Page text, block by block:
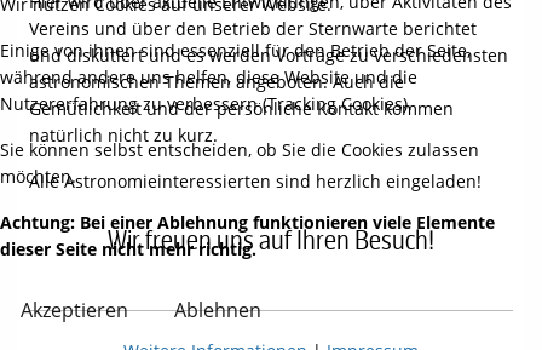
Vereins und über den Betrieb der Sternwarte berichtet
und diskutiert und es werden Vorträge zu verschiedensten
astronomischen Themen angeboten. Auch die
Gemütlichkeit und der persönliche Kontakt kommen
natürlich nicht zu kurz.
Alle Astronomieinteressierten sind herzlich eingeladen!
Wir freuen uns auf Ihren Besuch!
M57 (Ringnebel in der
Leier). Den ganzen
Paradebeispiel eines
Sauber erwischt! Am
23.05.26 um exakt
überflog die ISS (das
Wir nutzen Cookies auf unserer Website.
Einige von ihnen sind essenziell für den Betrieb der Seite,
während andere uns helfen, diese Website und die
Nutzererfahrung zu verbessern (Tracking Cookies).
Sie können selbst entscheiden, ob Sie die Cookies zulassen
möchten.
Achtung: Bei einer Ablehnung funktionieren viele Elemente
dieser Seite nicht mehr richtig.
Akzeptieren Ablehnen